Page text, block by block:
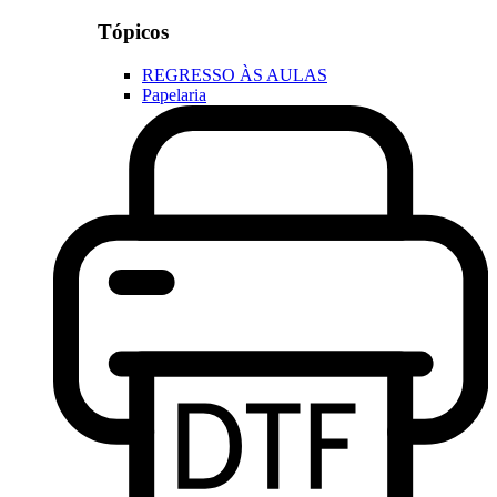
Tópicos
REGRESSO ÀS AULAS
Papelaria